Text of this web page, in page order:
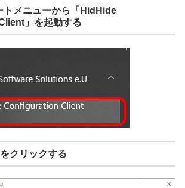
メニューから「HidHide
」を起動する
クリックする